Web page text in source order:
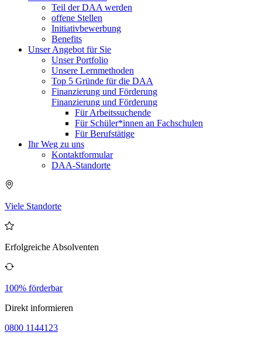
Teil der DAA werden
offene Stellen
Initiativbewerbung
Benefits
Unser Angebot für Sie
Unser Portfolio
Unsere Lernmethoden
Top 5 Gründe für die DAA
Finanzierung und Förderung
Finanzierung und Förderung
Für Arbeitssuchende
Für Schüler*innen an Fachschulen
Für Berufstätige
Ihr Weg zu uns
Kontaktformular
DAA-Standorte
Viele Standorte
Erfolgreiche Absolventen
100% förderbar
Direkt informieren
0800 1144123